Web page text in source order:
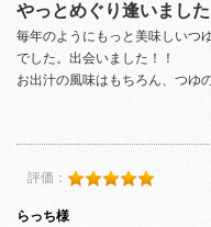
やっとめぐり逢いました
毎年のようにもっと美味しいつ
でした。出会いました！！
お出汁の風味はもちろん、つゆ
評価：
らっち様